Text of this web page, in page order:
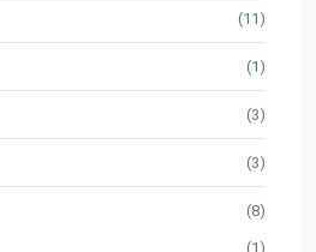
(11)
(1)
(3)
(3)
(8)
(1)